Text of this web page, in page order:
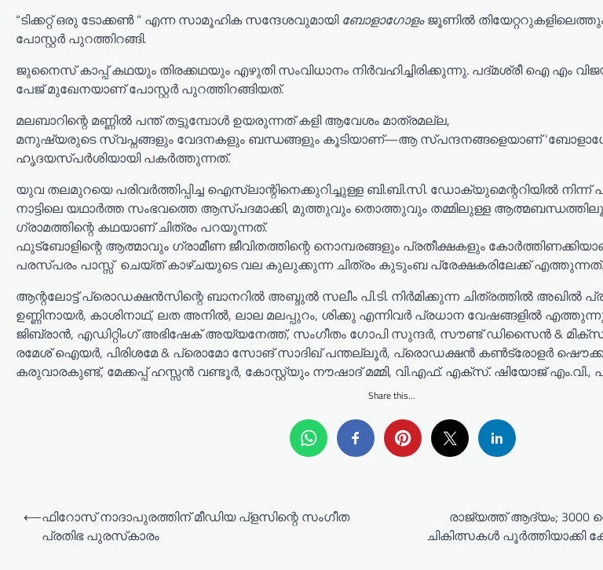
“ടിക്കറ്റ് ഒരു ടോക്കൺ ” എന്ന സാമൂഹിക സന്ദേശവുമായി ബോളാഗോളംജൂണിൽ
പോസ്റ്റർ പുറത്തിറങ്ങി.
ജുനൈസ് കാപ്പ് കഥയും തിരക്കഥയും എഴുതി സംവിധാനം നിർവഹിച്ചിരിക്കുന്നു. പദ്മശ്രീ ഐ എം
പേജ് മുഖേനയാണ് പോസ്റ്റർ പുറത്തിറങ്ങിയത്.
മലബാറിന്റെ മണ്ണിൽ പന്ത് തട്ടുമ്പോൾ ഉയരുന്നത് കളി ആവേശം മാത്രമല്ല,
മനുഷ്യരുടെ സ്വപ്നങ്ങളും വേദനകളും ബന്ധങ്ങളും കൂടിയാണ്—ആ സ്പന്ദനങ്ങളെയാണ്
ഹൃദയസ്പർശിയായി പകർത്തുന്നത്.
യുവ തലമുറയെ പരിവർത്തിപ്പിച്ച ഐസ്‌ലാന്റിനെക്കുറിച്ചുള്ള ബി.ബി.സി. ഡോക്യുമെന്ററിയിൽ
നാട്ടിലെ യഥാർത്ത സംഭവത്തെ ആസ്പദമാക്കി, മുത്തുവും തൊത്തുവും തമ്മിലുള്ള
ഗ്രാമത്തിന്റെ കഥയാണ് ചിത്രം പറയുന്നത്.
ഫുട്ബോളിന്റെ ആത്മാവും ഗ്രാമീണ ജീവിതത്തിന്റെ നൊമ്പരങ്ങളും പ്രതീക്ഷകളും
പരസ്പരം പാസ്സ് ‌ ചെയ്ത്‌ കാഴ്ചയുടെ വല കുലുക്കുന്ന ചിത്രം കുടുംബ പ്രേക്ഷകരിലേക്ക് എത്തുന്നത്.
ആന്റലോട്ട് പ്രൊഡക്ഷൻസിന്റെ ബാനറിൽ അബ്ദുൽ സലീം പി.ടി. നിർമിക്കുന്ന ചിത്രത്തിൽ അഖിൽ
ഉണ്ണിനായർ, കാശിനാഥ്‌, ലത അനിൽ, ലാല മലപ്പുറം, ശിക്കു എന്നിവർ പ്രധാന വേഷങ്ങളിൽ
ജിബ്രാൻ, എഡിറ്റിംഗ് അഭിഷേക് അയ്യനേത്ത്, സംഗീതം ഗോപി സുന്ദർ, സൗണ്ട് ഡിസൈൻ &
രമേശ്‌ ഐയർ, പിരിശമേ & പ്രൊമോ സോങ്‌ സാദിഖ് പന്തല്ലൂർ, പ്രൊഡക്ഷൻ കൺട്രോളർ
കരുവാരകുണ്ട്, മേക്കപ്പ് ഹസ്സൻ വണ്ടൂർ, കോസ്റ്റ്യും നൗഷാദ് മമ്മി, വി.എഫ്. എക്സ്. ഷിയോജ്
Share this...
⟵ഫിറോസ് നാദാപുരത്തിന് മീഡിയ പ്‌ളസിന്റെ സംഗീത
പ്രതിഭ പുരസ്‌കാരം
രാജ്യത്ത് ആദ്യം;
ചികിത്സകൾ പൂർത്തിയാക്കി